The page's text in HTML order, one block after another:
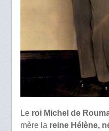
Le roi Michel de
mère la reine Hélène,